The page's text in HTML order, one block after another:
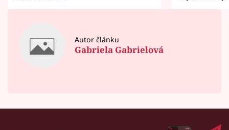
Autor článku
Gabriela Gabrielová